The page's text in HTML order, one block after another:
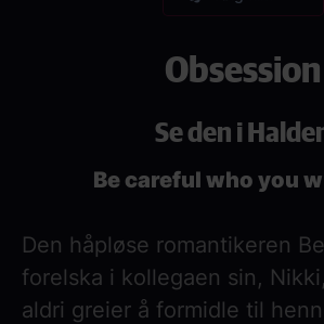
Obsession
Se den i
Be careful who you
Den håpløse romantikeren
forelska i kollegaen sin,
aldri greier å formidle til